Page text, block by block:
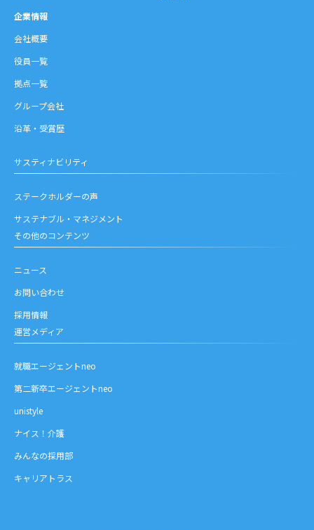
企業情報
会社概要
役員一覧
拠点一覧
グループ会社
沿革・受賞歴
サスティナビリティ
ステークホルダーの声
サステナブル・マネジメント
その他のコンテンツ
ニュース
お問い合わせ
採用情報
運営メディア
就職エージェントneo
第二新卒エージェントneo
unistyle
ナイス！介護
みんなの採用部
キャリアトラス